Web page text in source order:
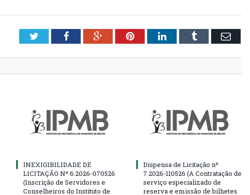
TwitterFacebookGoogle+PinterestLinkedInTumblr Email
INEXIGIBILIDADE DE
LICITAÇÃO Nº 6.2026-070526
(Inscrição de Servidores e
Conselheiros do Instituto de
Dispensa de Licitação nº
7.2026-110526 (A Contratação de
serviço especializado de
reserva e emissão de bilhetes